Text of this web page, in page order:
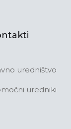
uredništvo
uredniki